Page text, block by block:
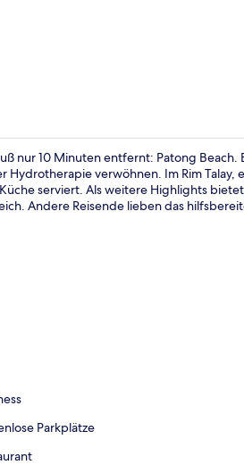
nur 10 Minuten entfernt: Patong Beach.
verwöhnen. Im Rim Talay,
serviert. Als weitere Highlights
Andere Reisende lieben das
Parkplätze